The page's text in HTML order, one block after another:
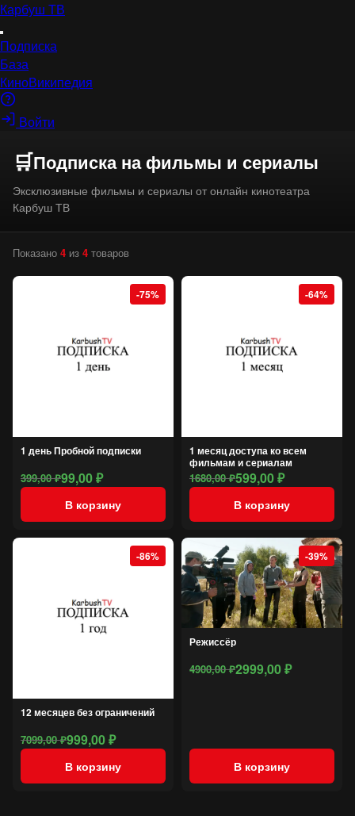
Карбуш ТВ
Подписка
База
КиноВикипедия
Войти
🛒Подписка на фильмы и сериалы
Эксклюзивные фильмы и сериалы от онлайн кинотеатра
Карбуш ТВ
Показано 4 из 4 товаров
-75%
1 день Пробной подписки
399,00₽
Первоначальная
составляла
399,00 ₽.
99,00₽
Текущая
99,00 ₽.
В корзину
-64%
1 месяц доступа ко всем
фильмам и сериалам
1680,00₽
Первоначальная
составляла
1680,00 ₽.
599,00₽
Текущая
599,00 ₽.
В корзину
-86%
12 месяцев без ограничений
7099,00₽
Первоначальная
составляла
999,00₽
Текущая
999,00 ₽.
В корзину
-39%
Режиссёр
4900,00₽
Первоначальная
2999,00₽
Текущая
В корзину